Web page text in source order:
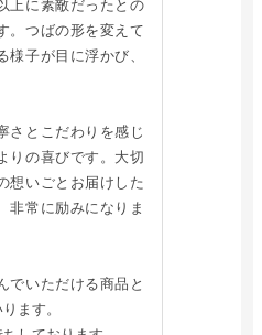
上に素敵だったとの
。つばの形を変えて
様子が目に浮かび、
さとこだわりを感じ
りの喜びです。大切
想いごとお届けした
非常に励みになりま
でいただける商品と
ます。